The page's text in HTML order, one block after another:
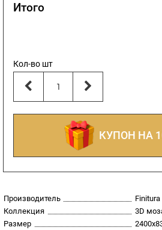
Итого
Кол-во шт
КУПОН НА
Производитель
Finitura
Коллекция
3D
Размер